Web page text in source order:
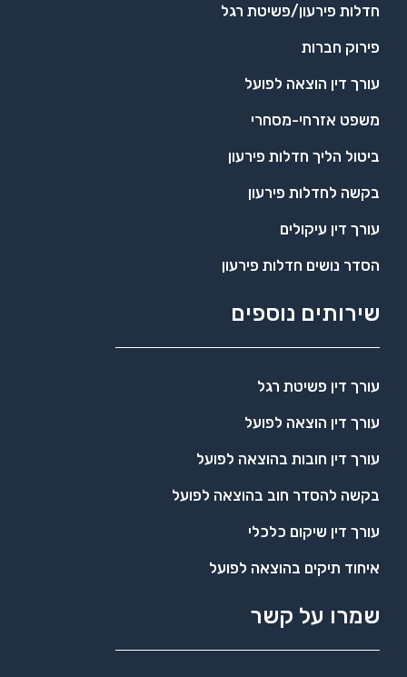
חדלות פירעון/פשיטת רגל
פירוק חברות
עורך דין הוצאה לפועל
משפט אזרחי-מסחרי
ביטול הליך חדלות פירעון
בקשה לחדלות פירעון
עורך דין עיקולים
הסדר נושים חדלות פירעון
שירותים נוספים
עורך דין פשיטת רגל
עורך דין הוצאה לפועל
עורך דין חובות בהוצאה לפועל
בקשה להסדר חוב בהוצאה לפועל
עורך דין שיקום כלכלי
איחוד תיקים בהוצאה לפועל
שמרו על קשר